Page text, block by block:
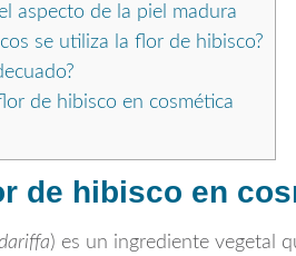
aspecto de la piel madura
se utiliza la flor de hibisco?
de hibisco en cosmética
de hibisco en
) es un ingrediente vegetal